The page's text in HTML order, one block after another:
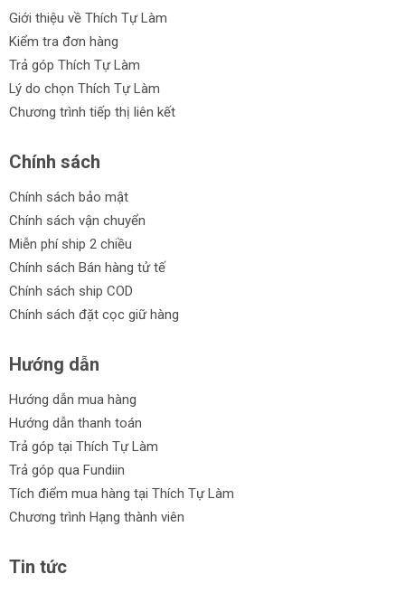
Giới thiệu về Thích Tự Làm
Kiểm tra đơn hàng
Trả góp Thích Tự Làm
Lý do chọn Thích Tự Làm
Chương trình tiếp thị liên kết
Chính sách
Chính sách bảo mật
Chính sách vận chuyển
Miễn phí ship 2 chiều
Chính sách Bán hàng tử tế
Chính sách ship COD
Chính sách đặt cọc giữ hàng
Hướng dẫn
Hướng dẫn mua hàng
Hướng dẫn thanh toán
Trả góp tại Thích Tự Làm
Trả góp qua Fundiin
Tích điểm mua hàng tại Thích Tự Làm
Chương trình Hạng thành viên
Tin tức